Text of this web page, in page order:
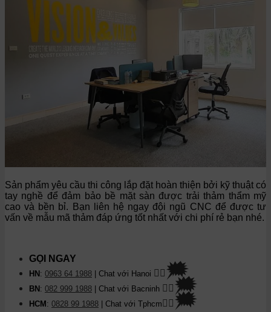
Sản phẩm yêu cầu thi công lắp đặt hoàn thiện bởi kỹ thuật có
tay nghề để đảm bảo bề mặt sàn được trải thảm thẩm mỹ
cao và bền bỉ. Bạn liên hệ ngay đội ngũ CNC để được tư
vấn về mẫu mã thảm đáp ứng tốt nhất với chi phí rẻ bạn nhé.
GỌI NGAY
HN : 0963 64 1988 | Chat với Hanoi 👉🏽 🗯
BN : 082 999 1988 | Chat với Bacninh 👉🏽 🗯
HCM : 0828 99 1988 | Chat với Tphcm 👉🏽 🗯